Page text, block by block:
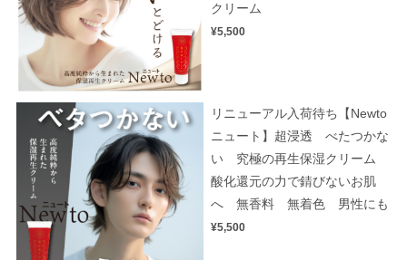
クリーム
¥5,500
リニューアル入荷待ち【Newto
ニュート】超浸透 べたつかな
い 究極の再生保湿クリーム
酸化還元の力で錆びないお肌
へ 無香料 無着色 男性にも
¥5,500